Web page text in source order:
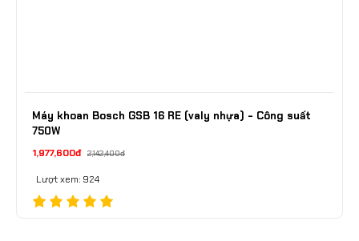
Máy khoan Bosch GSB 16 RE (valy nhựa) - Công suất
750W
1,977,600đ 2,142,400đ
Lượt xem: 924